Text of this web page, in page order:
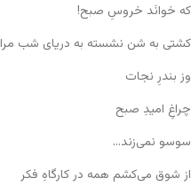
که خوانَد خروسِ صبح!
کشتی به شن نشسته به دریای شب مرا
وز بندرِ نجات
چراغِ امیدِ صبح
سوسو نمی‌زند…
از شوق می‌کشم همه در کارگاهِ فکر